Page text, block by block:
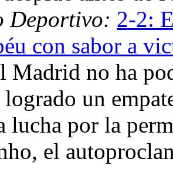
Deportivo: 2-2:
con sabor a
Madrid no ha
logrado un
lucha por la
el